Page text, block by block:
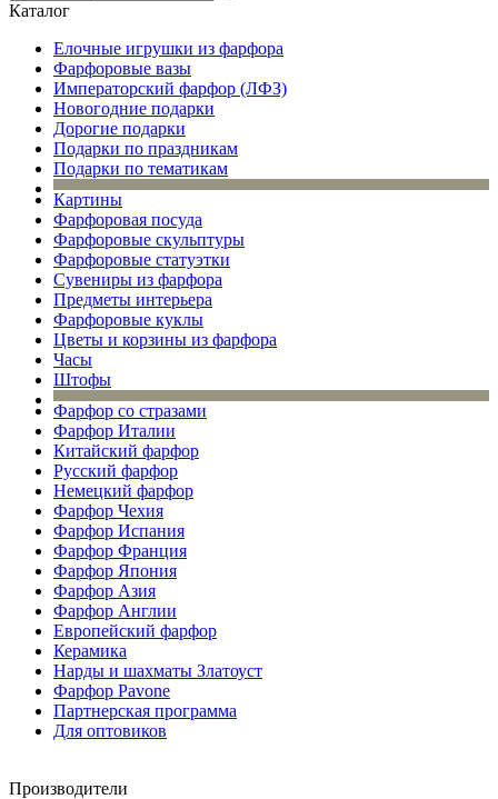
Каталог
Елочные игрушки из фарфора
Фарфоровые вазы
Императорский фарфор (ЛФЗ)
Новогодние подарки
Дорогие подарки
Подарки по праздникам
Подарки по тематикам
Картины
Фарфоровая посуда
Фарфоровые скульптуры
Фарфоровые статуэтки
Сувениры из фарфора
Предметы интерьера
Фарфоровые куклы
Цветы и корзины из фарфора
Часы
Штофы
Фарфор со стразами
Фарфор Италии
Китайский фарфор
Русский фарфор
Немецкий фарфор
Фарфор Чехия
Фарфор Испания
Фарфор Франция
Фарфор Япония
Фарфор Азия
Фарфор Англии
Европейский фарфор
Керамика
Нарды и шахматы Златоуст
Фарфор Pavone
Партнерская программа
Для оптовиков
Производители